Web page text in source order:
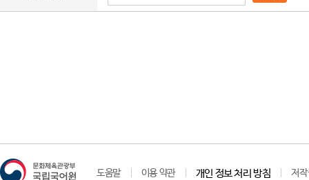
도움말 이용 약관 개인 정보 처리 방침 저